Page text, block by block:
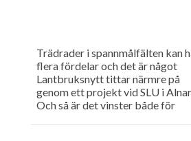
Trädrader i spannmålfälten kan
flera fördelar och det är något
Lantbruksnytt tittar närmre på
genom ett projekt vid SLU i
Och så är det vinster både för